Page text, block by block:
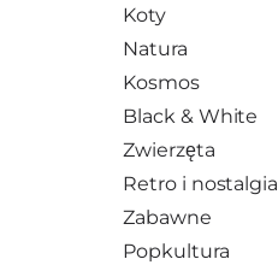
Koty
Natura
Kosmos
Black & White
Zwierzęta
Retro i nostalgia
Zabawne
Popkultura